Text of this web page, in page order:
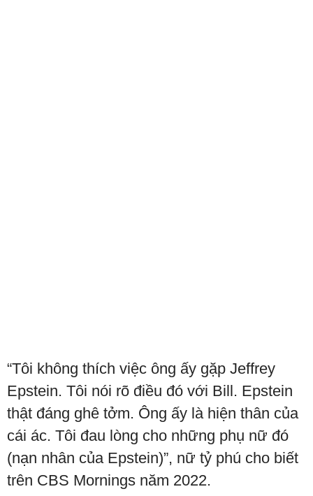
“Tôi không thích việc ông ấy gặp Jeffrey
Epstein. Tôi nói rõ điều đó với Bill. Epstein
thật đáng ghê tởm. Ông ấy là hiện thân của
cái ác. Tôi đau lòng cho những phụ nữ đó
(nạn nhân của Epstein)”, nữ tỷ phú cho biết
trên CBS Mornings năm 2022.